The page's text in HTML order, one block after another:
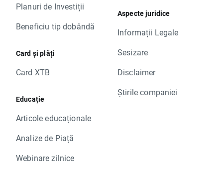
Planuri de Investiții
Beneficiu tip dobândă
Card și plăți
Card XTB
Educație
Articole educaționale
Analize de Piață
Webinare zilnice
Aspecte juridice
Informații Legale
Sesizare
Disclaimer
Știrile companiei